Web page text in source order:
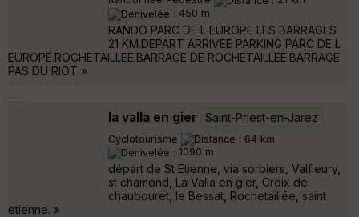
450 m
RANDO PARC DE L EUROPE LES BARRAGES
21 KM.DEPART ARRIVEE PARKING PARC DE L
EUROPE.ROCHETAILLEE.BARRAGE DE ROCHETAILLEE.BARRAGE
PAS DU RIOT »
la valla en gier Saint-Priest-en-Jarez
Cyclotourisme
64 km
1090 m
départ de St Etienne, via sorbiers, Valfleury,
st chamond, La Valla en gier, Croix de
chaubouret, le Bessat, Rochetaillée, saint
etienne. »